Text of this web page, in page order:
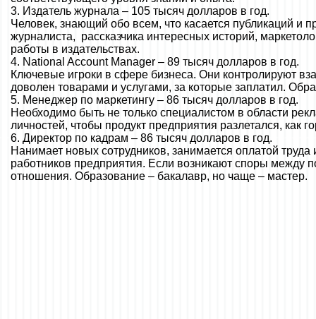
3. Издатель журнала – 105 тысяч долларов в год.
Человек, знающий обо всем, что касается публикаций и
журналиста, рассказчика интересных историй,
работы в издательствах.
4. National Account Manager – 89 тысяч долларов в год.
Ключевые игроки в сфере бизнеса. Они контролируют
доволен товарами и услугами, за которые заплатил.
5. Менеджер по маркетингу – 86 тысяч долларов в год.
Необходимо быть не только специалистом в области
личностей, чтобы продукт предприятия разлетался, как
6. Директор по кадрам – 86 тысяч долларов в год.
Нанимает новых сотрудников, занимается оплатой
работников предприятия. Если возникают споры между
отношения. Образование – бакалавр, но чаще – мастер.